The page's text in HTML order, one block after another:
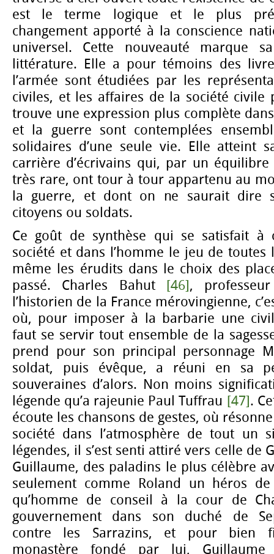
est le terme logique et le plus
changement apporté à la conscience
universel. Cette nouveauté marque
littérature. Elle a pour témoins des
l’armée sont étudiées par les
civiles, et les affaires de la société civile
trouve une expression plus complète
et la guerre sont contemplées
solidaires d’une seule vie. Elle atteint
carrière d’écrivains qui, par un
très rare, ont tour à tour appartenu au
la guerre, et dont on ne saurait dire
citoyens ou soldats.
Ce goût de synthèse qui se satisfait à
société et dans l’homme le jeu de toutes
même les érudits dans le choix des
passé. Charles Bahut
[46],
l’historien de la France mérovingienne,
où, pour imposer à la barbarie une
faut se servir tout ensemble de la
prend pour son principal personnage
soldat, puis évêque, a réuni en sa
souveraines d’alors. Non moins
légende qu’a rajeunie Paul Tuffrau [47].
écoute les chansons de gestes, où
société dans l’atmosphère de tout un
légendes, il s’est senti attiré vers celle de
Guillaume, des paladins le plus célèbre
seulement comme Roland un héros de
qu’homme de conseil à la cour de
gouvernement dans son duché de
contre les Sarrazins, et pour bien
monastère fondé par lui,